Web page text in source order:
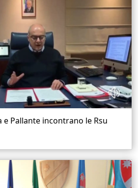
e Pallante incontrano le Rsu